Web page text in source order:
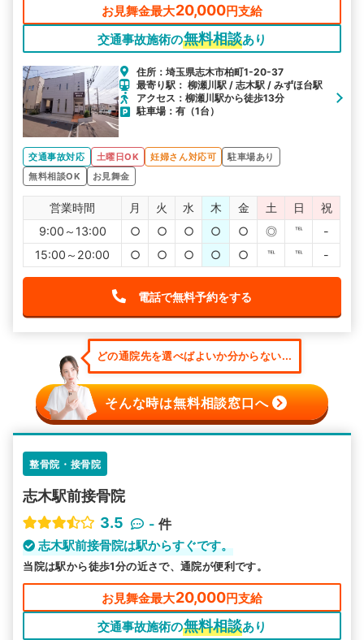
お見舞金最大20,000円支給
交通事故施術の無料相談あり
住所：埼玉県志木市柏町1-20-37
最寄り駅： 柳瀬川駅 / 志木駅 / みずほ台駅
アクセス：柳瀬川駅から徒歩13分
駐車場：有（1台）
交通事故対応 土曜日OK 妊婦さん対応可
駐車場あり
無料相談OK
お見舞金
営業時間 月 火 水 木 金 土 日
祝
9:00～13:00
○ ○ ○ ○ ○ ◎ ℡
-
15:00～20:00
○ ○ ○ ○ ○ ℡ ℡ -
電話で無料予約をする
どの通院先を選べばよいか分からない...
そんな時は無料相談窓口へ
整骨院・接骨院
志木駅前接骨院
3.5
- 件
志木駅前接骨院は駅からすぐです。
当院は駅から徒歩1分の近さで、通院が便利です。
お見舞金最大20,000円支給
交通事故施術の無料相談あり